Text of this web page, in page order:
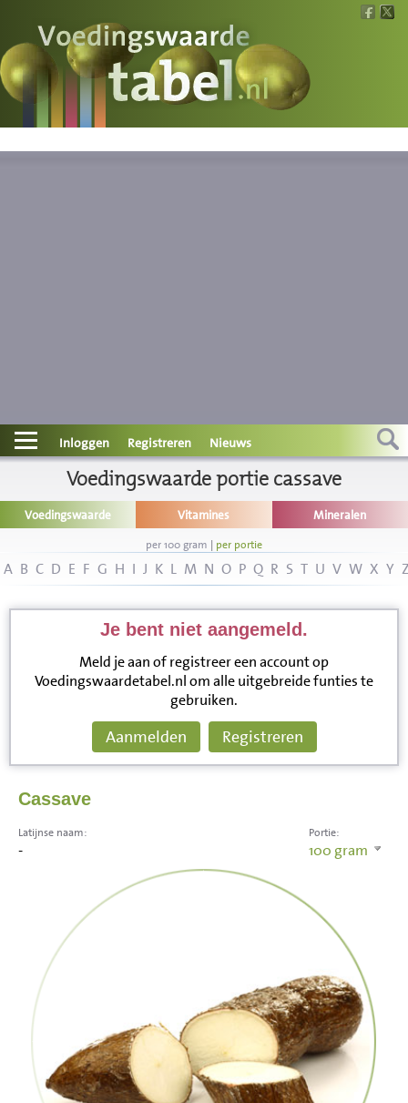
Voedingswaarde
Wat is wat?
Contact
Informatie
Disclaimer
Inloggen Registreren Nieuws
Voedingswaarde portie cassave
Voedingswaarde Vitamines Mineralen
per 100 gram | per portie
A B C D E F G H I J K L M N O P Q R S T U V W X Y
Je bent niet aangemeld.
Meld je aan of registreer een account op
Voedingswaardetabel.nl om alle uitgebreide funties te
gebruiken.
Aanmelden Registreren
Cassave
Portie:
100 gram
Latijnse naam:
-